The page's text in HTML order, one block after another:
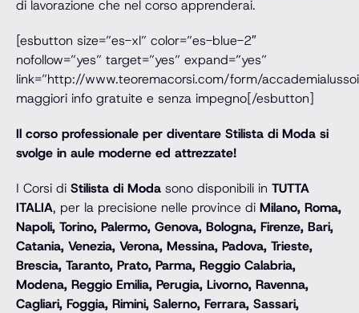
di lavorazione che nel corso apprenderai.
[esbutton size=”es-xl” color=”es-blue-2″
nofollow=”yes” target=”yes” expand=”yes”
link=”http://www.teoremacorsi.com/form/
maggiori info gratuite e senza impegno[/esbutton]
Il corso professionale per diventare Stilista di Moda si
svolge in aule moderne ed attrezzate!
I Corsi di Stilista di Moda sono disponibili in TUTTA
ITALIA, per la precisione nelle province di Milano, Roma,
Napoli, Torino, Palermo, Genova, Bologna, Firenze, Bari,
Catania, Venezia, Verona, Messina, Padova, Trieste,
Brescia, Taranto, Prato, Parma, Reggio Calabria,
Modena, Reggio Emilia, Perugia, Livorno, Ravenna,
Cagliari, Foggia, Rimini, Salerno, Ferrara, Sassari,